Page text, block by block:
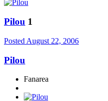
Pilou 1
Posted August 22, 2006
Pilou
Fanarea